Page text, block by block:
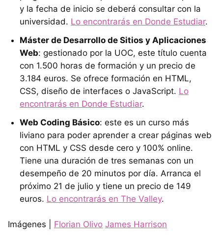
y la fecha de inicio se deberá consultar con la
universidad. Lo encontrarás en Donde Estudiar.
Máster de Desarrollo de Sitios y Aplicaciones
Web: gestionado por la UOC, este título cuenta
con 1.500 horas de formación y un precio de
3.184 euros. Se ofrece formación en HTML,
CSS, diseño de interfaces o JavaScript. Lo
encontrarás en Donde Estudiar.
Web Coding Básico: este es un curso más
liviano para poder aprender a crear páginas web
con HTML y CSS desde cero y 100% online.
Tiene una duración de tres semanas con un
desempeño de 20 minutos por día. Arranca el
próximo 21 de julio y tiene un precio de 149
euros. Lo encontrarás en The Valley.
Imágenes | Florian Olivo James Harrison